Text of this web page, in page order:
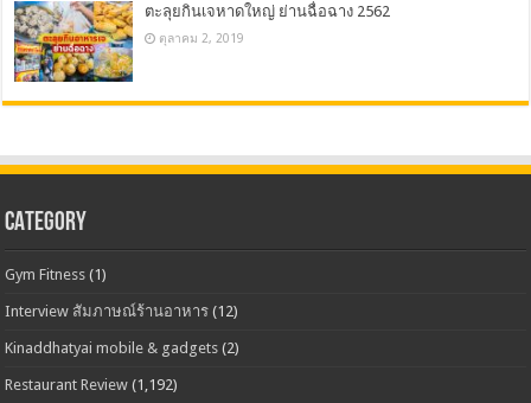
ตะลุยกินเจหาดใหญ่ ย่านฉื่อฉาง 2562
ตุลาคม 2, 2019
CATEGORY
Gym Fitness (1)
Interview สัมภาษณ์ร้านอาหาร (12)
Kinaddhatyai mobile & gadgets (2)
Restaurant Review (1,192)